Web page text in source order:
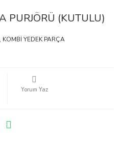
PURJÖRÜ (KUTULU)
, KOMBİ YEDEK PARÇA
Yorum Yaz